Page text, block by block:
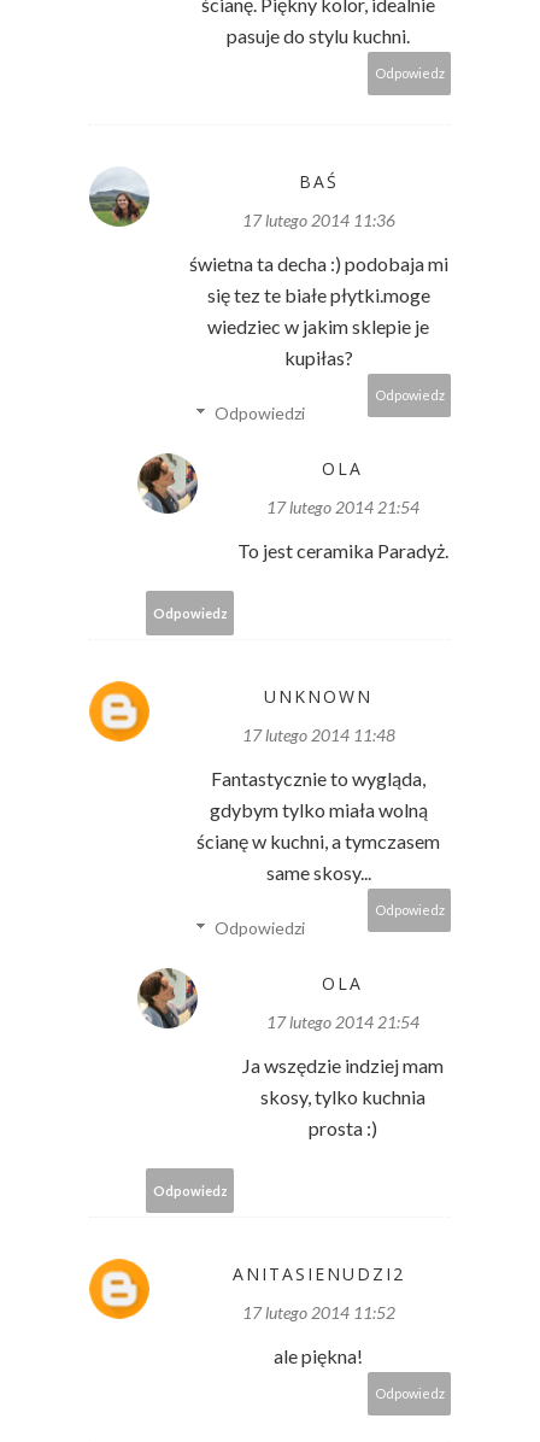
pasuje do stylu kuchni.
Odpowiedz
BAŚ
17 lutego 2014 11:36
świetna ta decha :) podobaja mi
się tez te białe płytki.moge
wiedziec w jakim sklepie je
kupiłas?
Odpowiedz
Odpowiedzi
OLA
17 lutego 2014 21:54
To jest ceramika Paradyż.
Odpowiedz
UNKNOWN
17 lutego 2014 11:48
Fantastycznie to wygląda,
gdybym tylko miała wolną
ścianę w kuchni, a tymczasem
same skosy...
Odpowiedz
Odpowiedzi
OLA
17 lutego 2014 21:54
Ja wszędzie indziej mam
skosy, tylko kuchnia
prosta :)
Odpowiedz
ANITASIENUDZI2
17 lutego 2014 11:52
ale piękna!
Odpowiedz